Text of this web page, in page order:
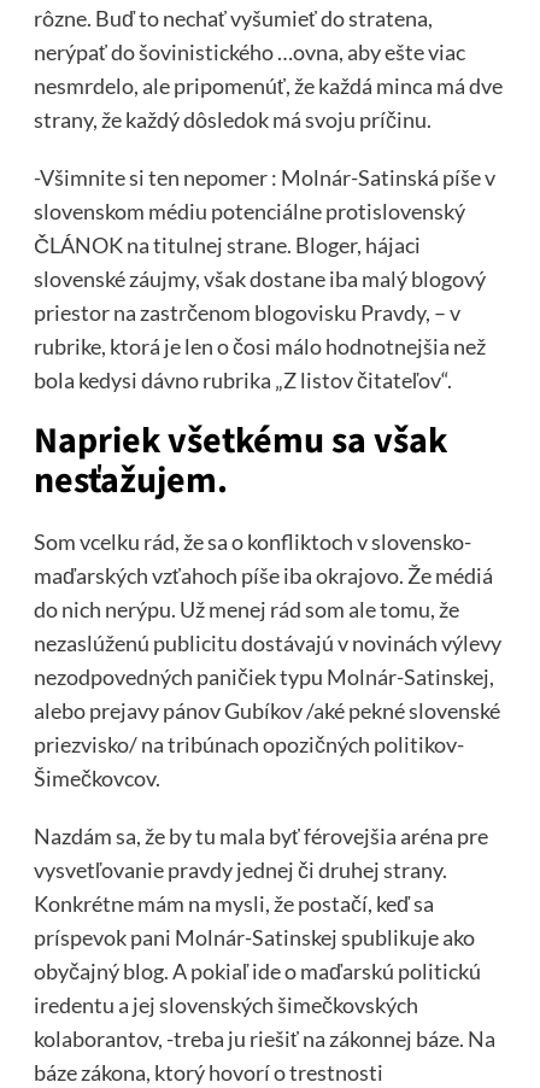
rôzne. Buď to nechať vyšumieť do stratena,
nerýpať do šovinistického …ovna, aby ešte viac
nesmrdelo, ale pripomenúť, že každá minca má dve
strany, že každý dôsledok má svoju príčinu.
-Všimnite si ten nepomer : Molnár-Satinská píše v
slovenskom médiu potenciálne protislovenský
ČLÁNOK na titulnej strane. Bloger, hájaci
slovenské záujmy, však dostane iba malý blogový
priestor na zastrčenom blogovisku Pravdy, – v
rubrike, ktorá je len o čosi málo hodnotnejšia než
bola kedysi dávno rubrika „Z listov čitateľov“.
Napriek všetkému sa však
nesťažujem.
Som vcelku rád, že sa o konfliktoch v slovensko-
maďarských vzťahoch píše iba okrajovo. Že médiá
do nich nerýpu. Už menej rád som ale tomu, že
nezaslúženú publicitu dostávajú v novinách výlevy
nezodpovedných paničiek typu Molnár-Satinskej,
alebo prejavy pánov Gubíkov /aké pekné slovenské
priezvisko/ na tribúnach opozičných politikov-
Šimečkovcov.
Nazdám sa, že by tu mala byť férovejšia aréna pre
vysvetľovanie pravdy jednej či druhej strany.
Konkrétne mám na mysli, že postačí, keď sa
príspevok pani Molnár-Satinskej spublikuje ako
obyčajný blog. A pokiaľ ide o maďarskú politickú
iredentu a jej slovenských šimečkovských
kolaborantov, -treba ju riešiť na zákonnej báze. Na
báze zákona, ktorý hovorí o trestnosti